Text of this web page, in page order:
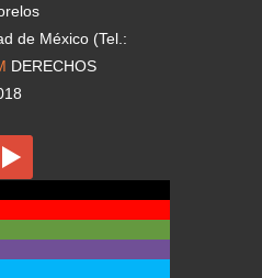
de México (Tel.:
DERECHOS